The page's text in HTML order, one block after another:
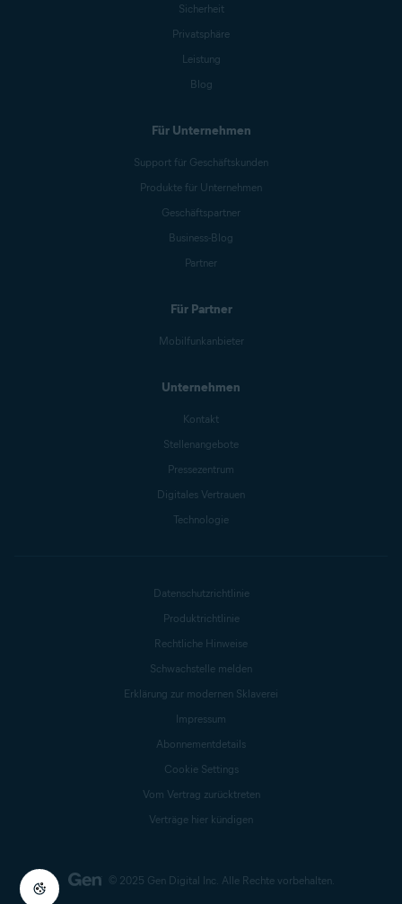
Sicherheit
Privatsphäre
Leistung
Blog
Für Unternehmen
Support für Geschäftskunden
Produkte für Unternehmen
Geschäftspartner
Business-Blog
Partner
Für Partner
Mobilfunkanbieter
Unternehmen
Kontakt
Stellenangebote
Pressezentrum
Digitales Vertrauen
Technologie
© 2025 Gen Digital Inc. Alle Rechte vorbehalten.
Datenschutzrichtlinie
Produktrichtlinie
Rechtliche Hinweise
Schwachstelle melden
Erklärung zur modernen Sklaverei
Impressum
Abonnementdetails
Cookie Settings
Vom Vertrag zurücktreten
Verträge hier kündigen